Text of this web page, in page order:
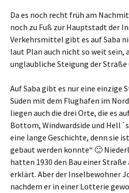
Da es noch recht früh am
noch zu Fuß zur Hauptstadt der
Verkehrsmittel gibt es auf Saba
laut Plan auch nicht so weit sein,
unglaubliche Steigung der
Auf Saba gibt es nur eine einzige
Süden mit dem Flughafen im
liegen auch die drei Orte, die es
Bottom, Windwardside und
eine lange Geschichte, denn sie
gebaut werden konnte“ 🙂
hatten 1930 den Bau einer
erklärt. Aber der Inselbewohner
nachdem er in einer Lotterie